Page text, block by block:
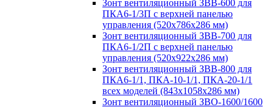
Зонт вентиляционный ЗВВ-600 для
ПКА6-1/3П с верхней панелью
управления (520х786х286 мм)
Зонт вентиляционный ЗВВ-700 для
ПКА6-1/2П с верхней панелью
управления (520х922х286 мм)
Зонт вентиляционный ЗВВ-800 для
ПКА6-1/1, ПКА-10-1/1, ПКА-20-1/1
всех моделей (843х1058х286 мм)
Зонт вентиляционный ЗВО-1600/1600